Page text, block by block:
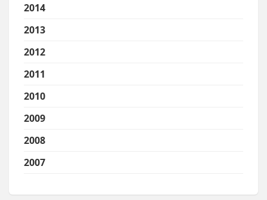
2014
2013
2012
2011
2010
2009
2008
2007